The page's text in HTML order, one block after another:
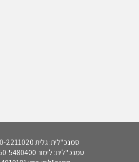
סמנכ"לית: גלית 050-2211020 - galit@em-print.co.il
סמנכ"לית: לימור 050-5480400 - limor@em-print.co.il